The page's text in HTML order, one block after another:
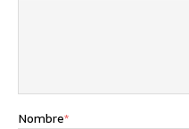
Nombre*